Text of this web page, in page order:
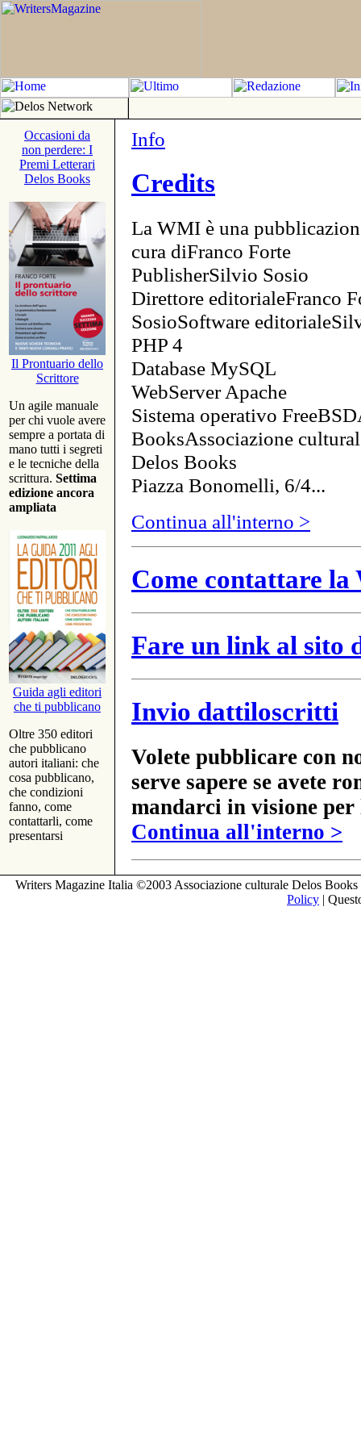
Occasioni da
non perdere: I
Premi Letterari
Delos Books
Il Prontuario dello
Scrittore
Un agile manuale
per chi vuole avere
sempre a portata di
mano tutti i segreti
e le tecniche della
scrittura. Settima
edizione ancora
ampliata
Guida agli editori
che ti pubblicano
Oltre 350 editori
che pubblicano
autori italiani: che
cosa pubblicano,
che condizioni
fanno, come
contattarli, come
presentarsi
Info
Credits
La WMI è una
cura diFranco Forte
PublisherSilvio Sosio
Direttore editorialeFranco
SosioSoftware
PHP 4
Database MySQL
WebServer Apache
Sistema operativo
BooksAssociazione
Delos Books
Piazza Bonomelli, 6/4...
Continua all'interno >
Come contattare
Fare un link al sito
Invio dattiloscritti
Volete pubblicare con
serve sapere se avete
mandarci in visione
Continua all'interno >
Writers Magazine Italia ©2003 Associazione culturale Delos
Policy |